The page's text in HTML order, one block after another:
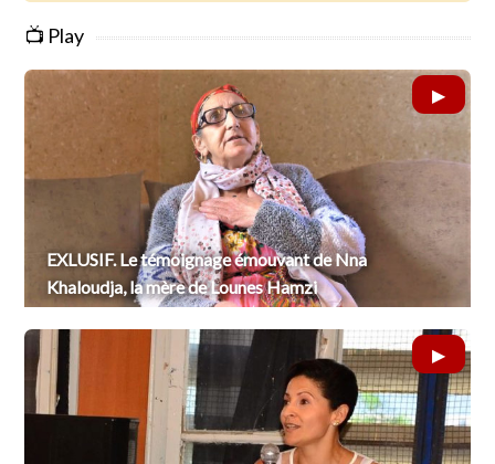
📺 Play
EXLUSIF. Le témoignage émouvant de Nna
Khaloudja, la mère de Lounes Hamzi